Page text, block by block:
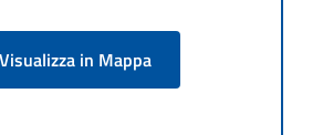
Visualizza in Mappa